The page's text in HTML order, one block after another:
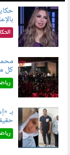
060801.jpeg
060802.jpg كل
060804.jpg
بـ